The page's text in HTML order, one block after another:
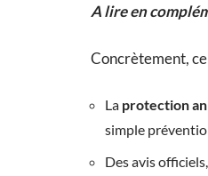
A lire en
Concrètement,
La protection
simple
Des avis